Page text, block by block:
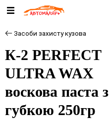
Засоби захисту кузова
К-2 PERFECT
ULTRA WAX
воскова паста з
губкою 250гр